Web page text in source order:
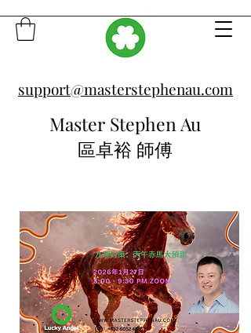
support@masterstephenau.com
Master Stephen Au
區卓裕 師傅